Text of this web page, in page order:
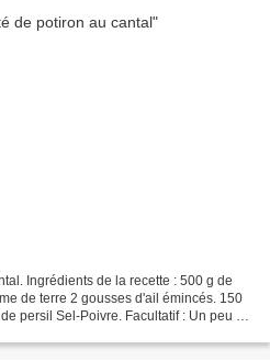
Ingrédients de la recette : 500 g de
de terre 2 gousses d'ail émincés. 150
persil Sel-Poivre. Facultatif : Un peu de